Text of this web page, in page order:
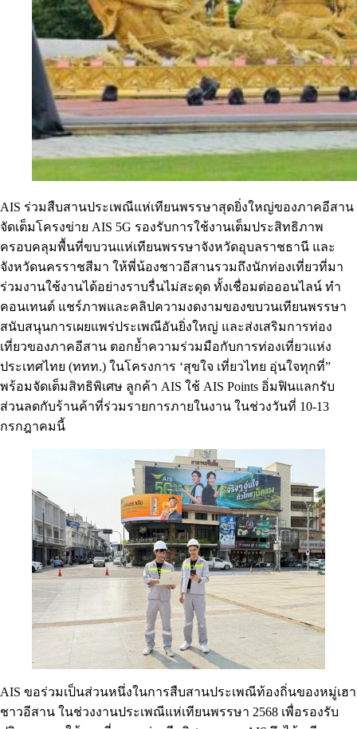
AIS ร่วมสืบสานประเพณีแห่เทียนพรรษาสุดยิ่งใหญ่ของภาคอีสาน
จัดเต็มโครงข่าย AIS 5G รองรับการใช้งานเต็มประสิทธิภาพ
ครอบคลุมพื้นที่ขบวนแห่เทียนพรรษาจังหวัดอุบลราชธานี และ
จังหวัดนครราชสีมา ให้พี่น้องชาวอีสานรวมถึงนักท่องเที่ยวที่มา
ร่วมงานใช้งานได้อย่างราบรื่นไม่สะดุด ทั้งเชื่อมต่อออนไลน์ ทำ
คอนเทนต์ แชร์ภาพและคลิปความงดงามของขบวนเทียนพรรษา
สนับสนุนการเผยแพร่ประเพณีอันยิ่งใหญ่ และส่งเสริมการท่อง
เที่ยวของภาคอีสาน ตอกย้ำความร่วมมือกับการท่องเที่ยวแห่ง
ประเทศไทย (ททท.) ในโครงการ ‘สุขใจ เที่ยวไทย อุ่นใจทุกที่”
พร้อมจัดเต็มสิทธิพิเศษ ลูกค้า AIS ใช้ AIS Points อิ่มฟินแลกรับ
ส่วนลดกับร้านค้าที่ร่วมรายการภายในงาน ในช่วงวันที่ 10-13
กรกฎาคมนี้
AIS ขอร่วมเป็นส่วนหนึ่งในการสืบสานประเพณีท้องถิ่นของหมู่เฮา
ชาวอีสาน ในช่วงงานประเพณีแห่เทียนพรรษา 2568 เพื่อรองรับ